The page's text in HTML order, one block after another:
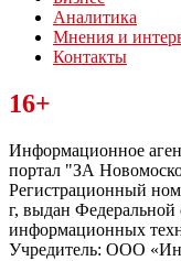
Аналитика
Мнения и
Контакты
Читайте последние
“ЗаНовомосковск”
16+
Информационное
портал "ЗА
Регистрационный
г, выдан Федеральной
информационных
Учредитель: ООО